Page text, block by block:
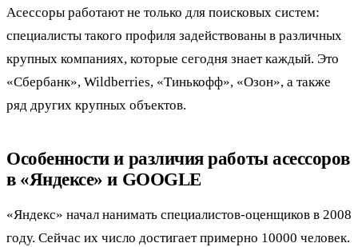
Асессоры работают не только для поисковых систем:
специалисты такого профиля задействованы в различных
крупных компаниях, которые сегодня знает каждый. Это
«Сбербанк», Wildberries, «Тинькофф», «Озон», а также
ряд других крупных объектов.
Особенности и различия работы асессоров
в «Яндексе» и GOOGLE
«Яндекс» начал нанимать специалистов-оценщиков в 2008
году. Сейчас их число достигает примерно 10000 человек.